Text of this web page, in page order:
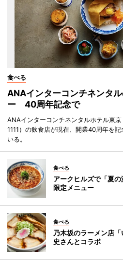
食べる
ANAインターコンチネンタ
ー 40周年記念で
ANAインターコンチネンタルホテル東
1111）の飲食店が現在、開業40周年を
いる。
食べる
アークヒルズで「夏
限定メニュー
食べる
乃木坂のラーメン店
史さんとコラボ